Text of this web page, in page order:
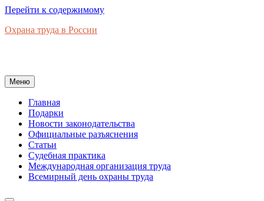
Перейти к содержимому
Охрана труда в России
Меню
Главная
Подарки
Новости законодательства
Официальные разъяснения
Статьи
Судебная практика
Международная организация труда
Всемирный день охраны труда